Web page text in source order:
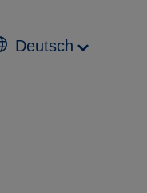
Deutsch